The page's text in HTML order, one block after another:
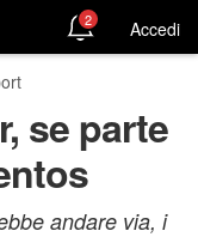
2 Accedi
se parte
andare via, i